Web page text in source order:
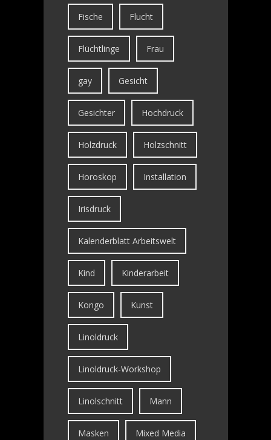
Fische Flucht
Flüchtlinge Frau
gay Gesicht
Gesichter Hochdruck
Holzdruck Holzschnitt
Horoskop Installation
Irisdruck
Kalenderblatt Arbeitswelt
Kind Kinderarbeit
Kongo Kunst
Linoldruck
Linoldruck-Workshop
Linolschnitt Mann
Masken Mixed Media